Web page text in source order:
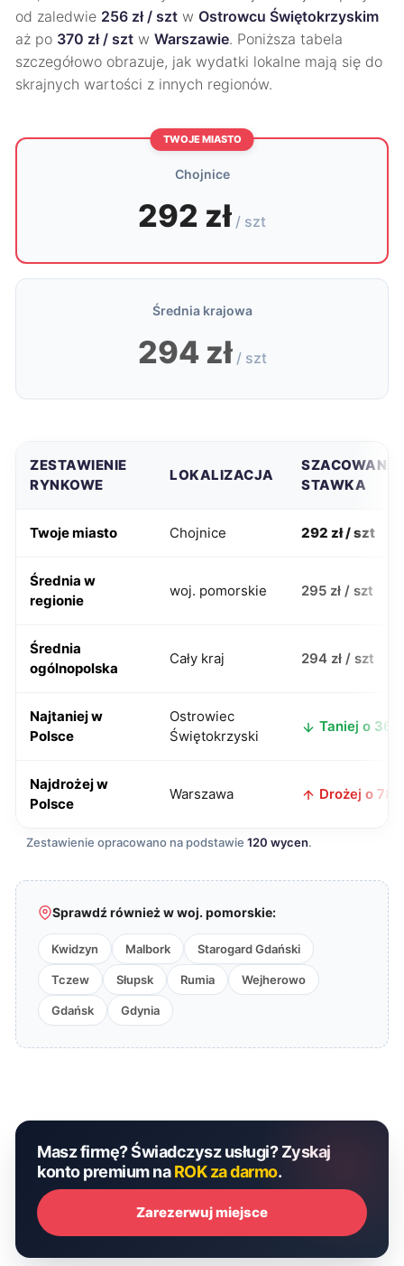
od zaledwie 256 zł / szt w Ostrowcu Świętokrzyskim
aż po 370 zł / szt w Warszawie. Poniższa tabela
szczegółowo obrazuje, jak wydatki lokalne mają się do
skrajnych wartości z innych regionów.
TWOJE MIASTO
Chojnice
292 zł / szt
Średnia krajowa
294 zł / szt
ZESTAWIENIE
RYNKOWE
LOKALIZACJA
SZACOWANA
STAWKA
Twoje miasto Chojnice 292 zł / szt
Średnia w
regionie
woj. pomorskie 295 zł / szt
Średnia
ogólnopolska
Cały kraj 294 zł / szt
Najtaniej w
Polsce
Ostrowiec
Świętokrzyski
Taniej o 36
Najdrożej w
Polsce
Warszawa Drożej o 78
Zestawienie opracowano na podstawie 120 wycen.
Sprawdź również w woj. pomorskie:
Kwidzyn Malbork Starogard Gdański
Tczew Słupsk Rumia Wejherowo
Gdańsk Gdynia
Masz firmę? Świadczysz usługi? Zyskaj
konto premium naROK za darmo.
Zarezerwuj miejsce